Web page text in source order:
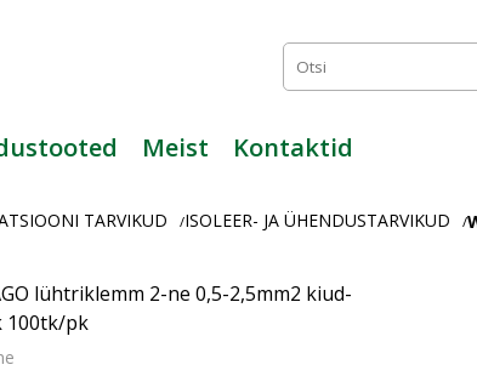
Meist Kontaktid
TARVIKUD /ISOLEER- JA ÜHENDUSTARVIKUD /